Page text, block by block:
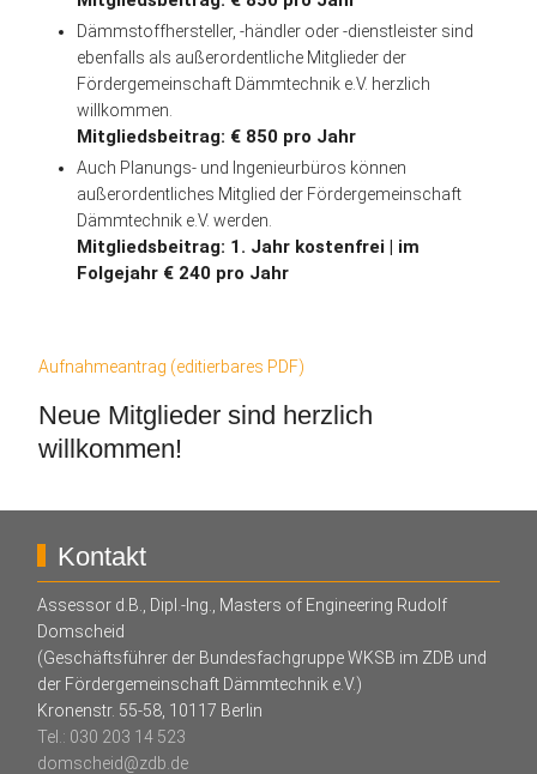
Dämmstoffhersteller, -händler oder -dienstleister sind
ebenfalls als außerordentliche Mitglieder der
Fördergemeinschaft Dämmtechnik e.V. herzlich
willkommen.
Mitgliedsbeitrag: € 850 pro Jahr
Auch Planungs- und Ingenieurbüros können
außerordentliches Mitglied der Fördergemeinschaft
Dämmtechnik e.V. werden.
Mitgliedsbeitrag: 1. Jahr kostenfrei | im
Folgejahr € 240 pro Jahr
Aufnahmeantrag (editierbares PDF)
Neue Mitglieder sind herzlich
willkommen!
Kontakt
Assessor d.B., Dipl.-Ing., Masters of Engineering Rudolf
Domscheid
(Geschäftsführer der Bundesfachgruppe WKSB im ZDB und
der Fördergemeinschaft Dämmtechnik e.V.)
Kronenstr. 55-58, 10117 Berlin
Tel.: 030 203 14 523
domscheid@zdb.de